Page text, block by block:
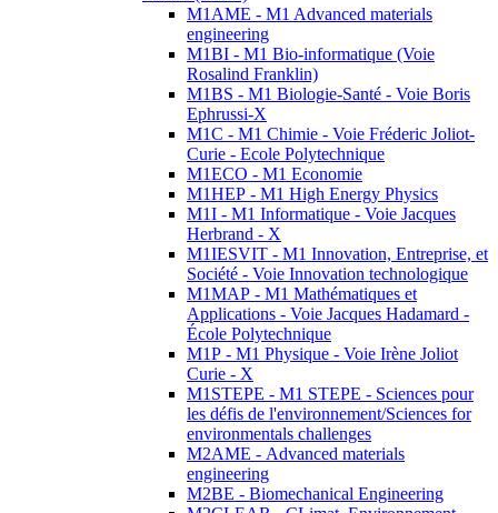
M1AME - M1 Advanced materials
engineering
M1BI - M1 Bio-informatique (Voie
Rosalind Franklin)
M1BS - M1 Biologie-Santé - Voie Boris
Ephrussi-X
M1C - M1 Chimie - Voie Fréderic Joliot-
Curie - Ecole Polytechnique
M1ECO - M1 Economie
M1HEP - M1 High Energy Physics
M1I - M1 Informatique - Voie Jacques
Herbrand - X
M1IESVIT - M1 Innovation, Entreprise, et
Société - Voie Innovation technologique
M1MAP - M1 Mathématiques et
Applications - Voie Jacques Hadamard -
École Polytechnique
M1P - M1 Physique - Voie Irène Joliot
Curie - X
M1STEPE - M1 STEPE - Sciences pour
les défis de l'environnement/Sciences for
environmentals challenges
M2AME - Advanced materials
engineering
M2BE - Biomechanical Engineering